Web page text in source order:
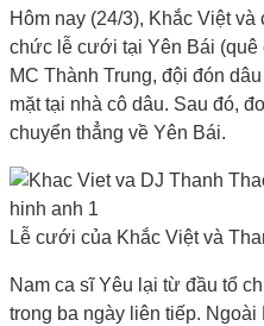
Hôm nay (24/3), Khắc Việt
chức lễ cưới tại Yên Bái (quê
MC Thành Trung, đội đón
mặt tại nhà cô dâu. Sau đó,
chuyển thẳng về Yên Bái.
Lễ cưới của Khắc Việt và
Nam ca sĩ Yêu lại từ đầu tổ
trong ba ngày liên tiếp.